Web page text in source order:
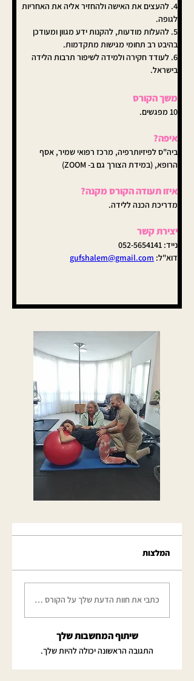
4. להעצים את האישה ולהחזיר אליה את האחריות
לגופה.
5. להעלות מודעות, להקנות ידע מגוון ומעודכן
בהיבט רב תחומי מגישות מתקדמות.
6. לעודד חקירה ולמידה לשיפור תרבות הלידה
בישראל.
משך הקורס
10 מפגשים.
איפה?
ביה"ס לפיזיותרפיה, מרכז רפואי שמיר, אסף
הרופא, (במידת הצורך גם ב- ZOOM)
איזו תעודה הקורס מקנה?
מדריכת הכנה ללידה.
יצירת קשר
נייד: 052-5654141
דוא"ל: gufshalem@gmail.com
המלצות
כתבי את חוות הדעת שלך על הקורס כאן
שיתוף המחשבות שלך
התגובה הראשונה יכולה להיות שלך.